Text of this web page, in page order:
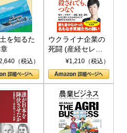
を知るた
（税込）
ウクライナ企業の
死闘 (産経セレク
ト S 039)¥1,210（税込）